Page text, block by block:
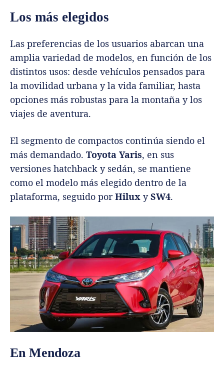
Los más elegidos
Las preferencias de los usuarios abarcan una
amplia variedad de modelos, en función de los
distintos usos: desde vehículos pensados para
la movilidad urbana y la vida familiar, hasta
opciones más robustas para la montaña y los
viajes de aventura.
El segmento de compactos continúa siendo el
más demandado. Toyota Yaris, en sus
versiones hatchback y sedán, se mantiene
como el modelo más elegido dentro de la
plataforma, seguido porHilux ySW4.
En Mendoza